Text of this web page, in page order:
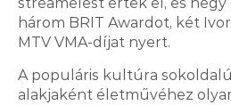
három BRIT Awardot, két
MTV VMA-díjat nyert.
A populáris kultúra
alakjaként életművéhez